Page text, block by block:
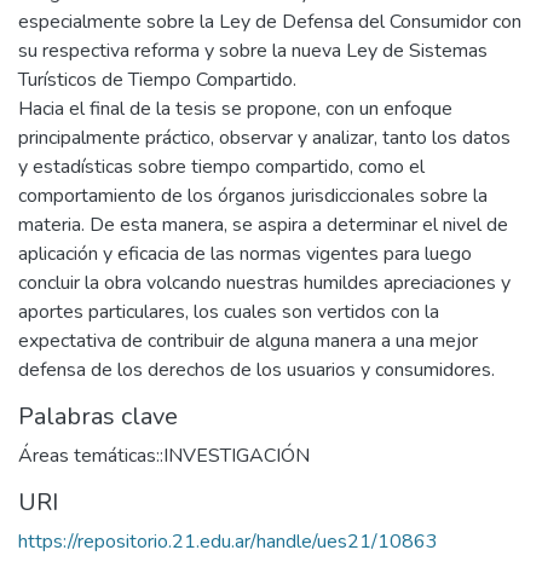
especialmente sobre la Ley de Defensa del Consumidor con
su respectiva reforma y sobre la nueva Ley de Sistemas
Turísticos de Tiempo Compartido.
Hacia el final de la tesis se propone, con un enfoque
principalmente práctico, observar y analizar, tanto los datos
y estadísticas sobre tiempo compartido, como el
comportamiento de los órganos jurisdiccionales sobre la
materia. De esta manera, se aspira a determinar el nivel de
aplicación y eficacia de las normas vigentes para luego
concluir la obra volcando nuestras humildes apreciaciones y
aportes particulares, los cuales son vertidos con la
expectativa de contribuir de alguna manera a una mejor
defensa de los derechos de los usuarios y consumidores.
Palabras clave
Áreas temáticas::INVESTIGACIÓN
URI
https://repositorio.21.edu.ar/handle/ues21/10863